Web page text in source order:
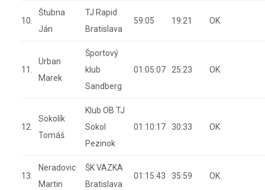
10.
Štubna
Ján
TJ Rapid
Bratislava
59:05 19:21 OK
11.
Urban
Marek
Športový
klub
Sandberg
01:05:07 25:23 OK
12.
Sokolík
Tomáš
Klub OB TJ
Sokol
Pezinok
01:10:17 30:33 OK
13.
Neradovic
Martin
ŠK VAZKA
Bratislava
01:15:43 35:59 OK